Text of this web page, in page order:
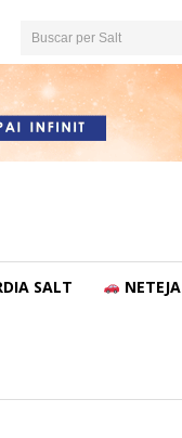
Buscar per Salt
SALT